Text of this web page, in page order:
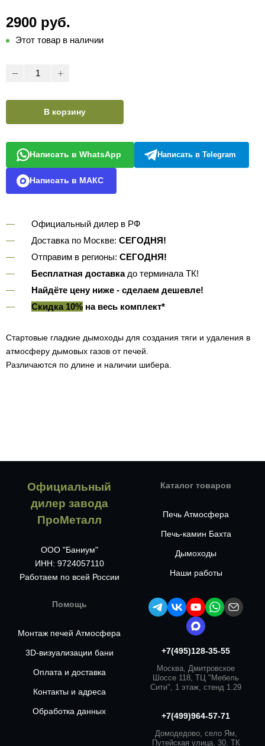
2900 руб.
Этот товар в наличии
В корзину
Написать в WhatsApp Написать в Telegram
Написать в МАКС
Официальный дилер в РФ
Доставка по Москве: СЕГОДНЯ!
Отправим в регионы: СЕГОДНЯ!
Бесплатная доставкадо терминала ТК!
Найдёте цену ниже - сделаем дешевле!
Скидка 10%на весь комплект*
Стартовые гладкие дымоходы для создания тяги и удаления в
атмосферу дымовых газов от печей.
Различаются по длине и наличии шибера.
Официальный
дилер завода
ПроМеталл
ООО "Баниум"
ИНН: 9724057110
Работаем по всей России
Каталог товаров
Печь Атмосфера
Печь-камин Бахта
Дымоходы
Наши работы
Помощь
Монтаж печей Атмосфера
3D-визуализации бани
Оплата и доставка
Контакты и адреса
Обработка данных
+7(495)128-35-55
Москва, Дмитровское
Шоссе 118, ТЦ "Мебель
Сити", 1 этаж, стенд 1.29
+7(499)964-57-71
Домодедово, село Ям,
Путейская улица, 30, ТК